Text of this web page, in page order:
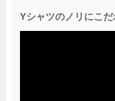
Yシャツのノリにこだ